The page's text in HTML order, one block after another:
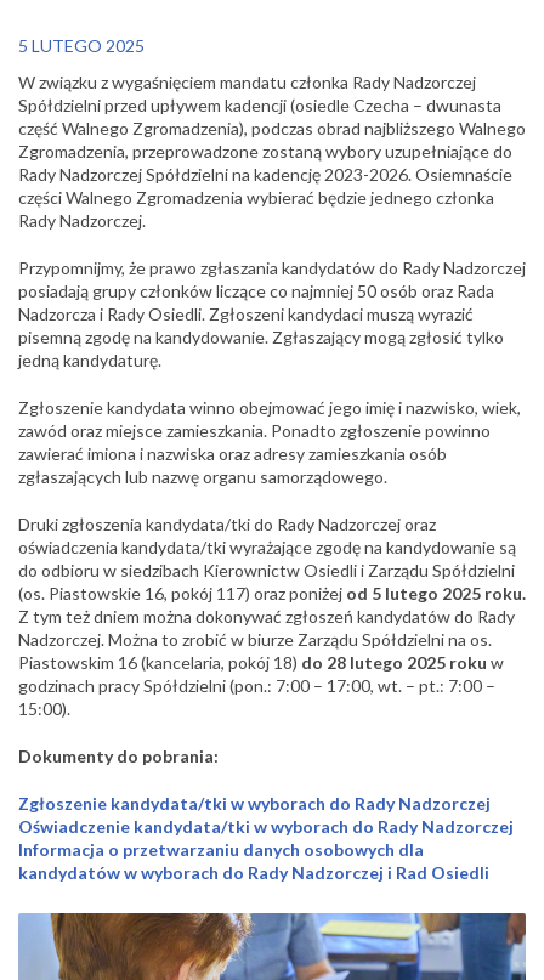
5 LUTEGO 2025
W związku z wygaśnięciem mandatu członka Rady Nadzorczej
Spółdzielni przed upływem kadencji (osiedle Czecha – dwunasta
część Walnego Zgromadzenia), podczas obrad najbliższego Walnego
Zgromadzenia, przeprowadzone zostaną wybory uzupełniające do
Rady Nadzorczej Spółdzielni na kadencję 2023-2026. Osiemnaście
części Walnego Zgromadzenia wybierać będzie jednego członka
Rady Nadzorczej.
Przypomnijmy, że prawo zgłaszania kandydatów do Rady Nadzorczej
posiadają grupy członków liczące co najmniej 50 osób oraz Rada
Nadzorcza i Rady Osiedli. Zgłoszeni kandydaci muszą wyrazić
pisemną zgodę na kandydowanie. Zgłaszający mogą zgłosić tylko
jedną kandydaturę.
Zgłoszenie kandydata winno obejmować jego imię i nazwisko, wiek,
zawód oraz miejsce zamieszkania. Ponadto zgłoszenie powinno
zawierać imiona i nazwiska oraz adresy zamieszkania osób
zgłaszających lub nazwę organu samorządowego.
Druki zgłoszenia kandydata/tki do Rady Nadzorczej oraz
oświadczenia kandydata/tki wyrażające zgodę na kandydowanie są
do odbioru w siedzibach Kierownictw Osiedli i Zarządu Spółdzielni
(os. Piastowskie 16, pokój 117) oraz poniżej od 5 lutego 2025 roku.
Z tym też dniem można dokonywać zgłoszeń kandydatów do Rady
Nadzorczej. Można to zrobić w biurze Zarządu Spółdzielni na os.
Piastowskim 16 (kancelaria, pokój 18) do 28 lutego 2025 roku w
godzinach pracy Spółdzielni (pon.: 7:00 – 17:00, wt. – pt.: 7:00 –
15:00).
Dokumenty do pobrania:
Zgłoszenie kandydata/tki w wyborach do Rady Nadzorczej
Oświadczenie kandydata/tki w wyborach do Rady Nadzorczej
Informacja o przetwarzaniu danych osobowych dla
kandydatów w wyborach do Rady Nadzorczej i Rad Osiedli